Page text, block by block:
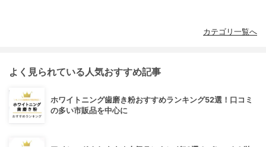
カテゴリ一覧へ
よく見られている人気おすすめ記事
ホワイトニング歯磨き粉おすすめランキング52選！口コミ
の多い市販品を中心に